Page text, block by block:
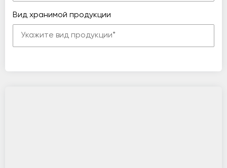
Вид хранимой продукции